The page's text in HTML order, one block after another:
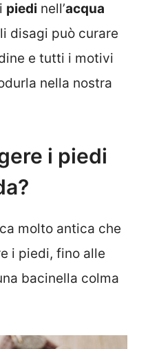
piedi nell’acqua
disagi può curare
e tutti i motivi
nella nostra
i piedi
molto antica che
i piedi, fino alle
bacinella colma